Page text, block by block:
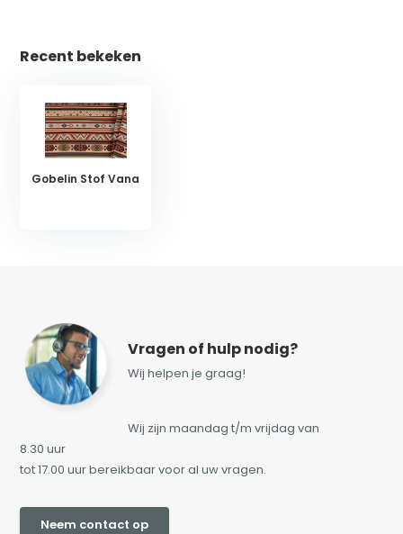
Recent bekeken
Gobelin Stof Vana
Vragen of hulp nodig?
Wij helpen je graag!
Wij zijn maandag t/m vrijdag van
8.30 uur
tot 17.00 uur bereikbaar voor al uw vragen.
Neem contact op